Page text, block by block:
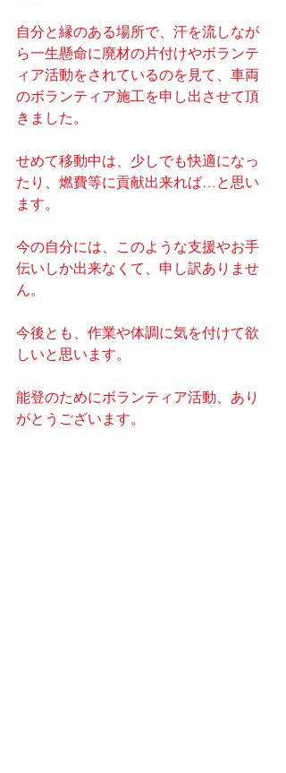
自分と縁のある場所で、汗を流しなが
ら一生懸命に廃材の片付けやボランテ
ィア活動をされているのを見て、車両
のボランティア施工を申し出させて頂
きました。
せめて移動中は、少しでも快適になっ
たり、燃費等に貢献出来れば…と思い
ます。
今の自分には、このような支援やお手
伝いしか出来なくて、申し訳ありませ
ん。
今後とも、作業や体調に気を付けて欲
しいと思います。
能登のためにボランティア活動、あり
がとうございます。